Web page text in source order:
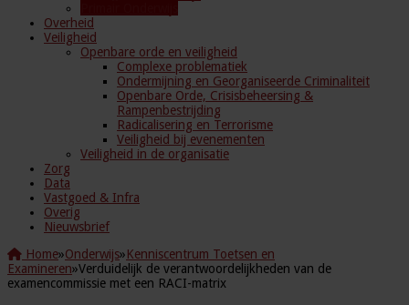
Overheid
Veiligheid
Openbare orde en veiligheid
Complexe problematiek
Ondermijning en Georganiseerde Criminaliteit
Openbare Orde, Crisisbeheersing &
Rampenbestrijding
Radicalisering en Terrorisme
Veiligheid bij evenementen
Veiligheid in de organisatie
Zorg
Data
Vastgoed & Infra
Overig
Nieuwsbrief
Home»Onderwijs»Kenniscentrum Toetsen en
Examineren»Verduidelijk de verantwoordelijkheden van de
examencommissie met een RACI-matrix